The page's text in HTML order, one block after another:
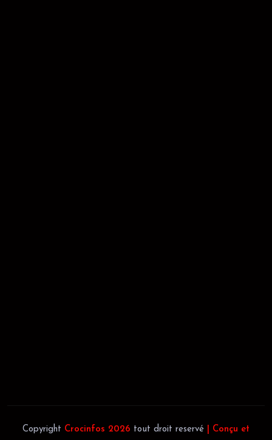
Copyright Crocinfos 2026 tout droit reservé
| Conçu et